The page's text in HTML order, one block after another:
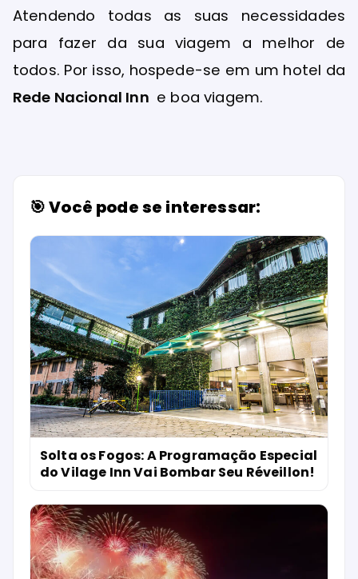
Atendendo todas as suas necessidades
para fazer da sua viagem a melhor de
todos. Por isso, hospede-se em um hotel da
Rede Nacional Inn e boa viagem.
🎯 Você pode se interessar:
Solta os Fogos: A Programação Especial
do Vilage Inn Vai Bombar Seu Réveillon!